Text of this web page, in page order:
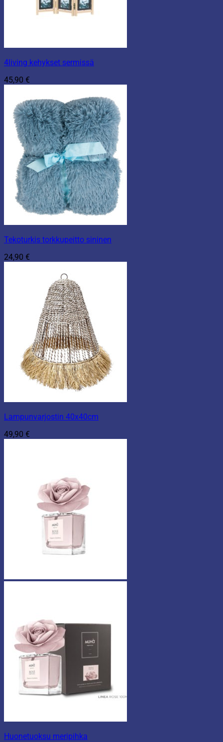
4living kehykset sermissä
45,90 €
Tekoturkis torkkupeitto sininen
24,90 €
Lampunvarjostin 40x40cm
49,90 €
Huonetuoksu meripihka